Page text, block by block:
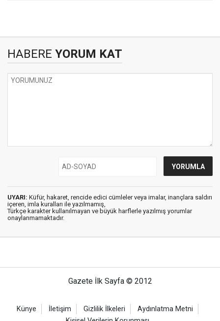
HABERE YORUM KAT
UYARI: Küfür, hakaret, rencide edici cümleler veya imalar, inançlara saldırı
içeren, imla kuralları ile yazılmamış,
Türkçe karakter kullanılmayan ve büyük harflerle yazılmış yorumlar
onaylanmamaktadır.
Gazete İlk Sayfa © 2012
Künye İletişim Gizlilik İlkeleri
Aydınlatma Metni